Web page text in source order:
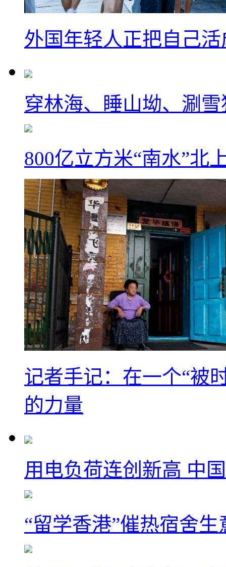
外国年轻人正把自己活
穿林海、睡山坳、涮
800亿立方米“南水”北
记者手记：在一个“被
的力量
用电负荷连创新高 中
“留学香港”催热宿舍